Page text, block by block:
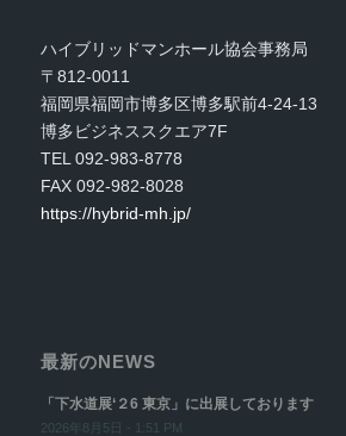
ハイブリッドマンホール協会事務局
〒812-0011
福岡県福岡市博多区博多駅前4-24-13
博多ビジネススクエア7F
TEL 092-983-8778
FAX 092-982-8028
https://hybrid-mh.jp/
最新のNEWS
「下水道展‘２6 東京」に出展しております
2026年8月5日 - 1:51 PM